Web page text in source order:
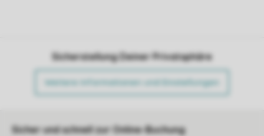
Sicherstellung Deiner Privatsphäre
Weitere Informationen und Einstellungen
Sicher und schnell zur Online-Buchung